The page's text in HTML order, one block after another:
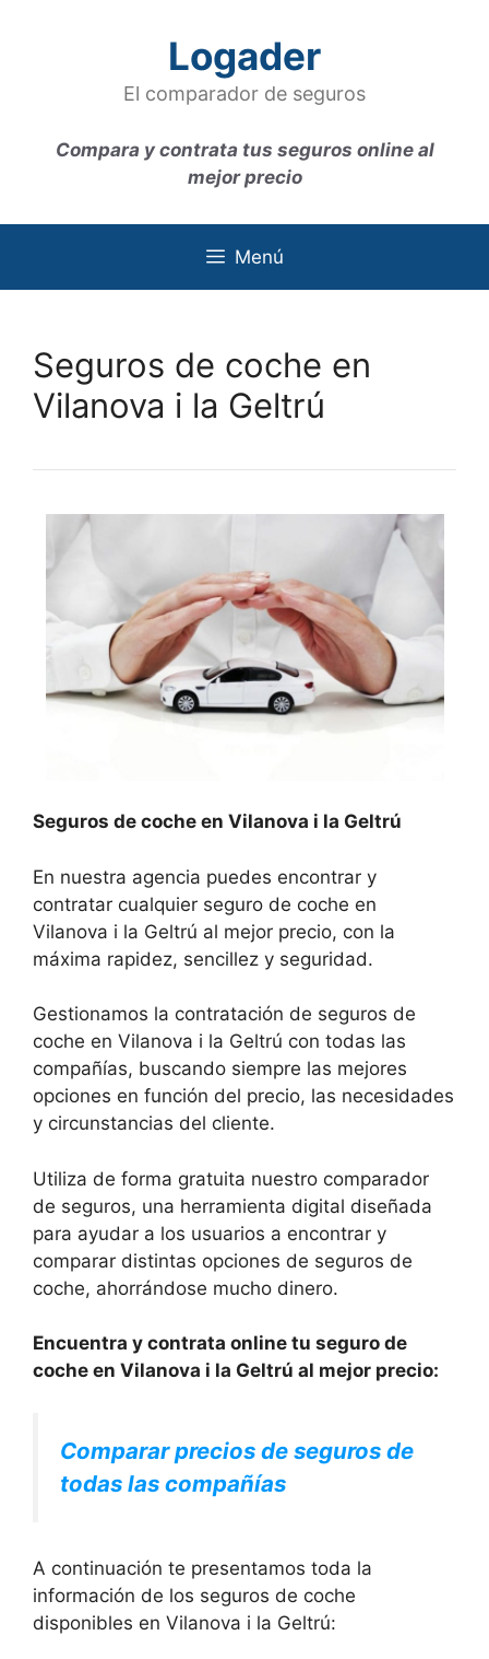
Logader
El comparador de seguros
Compara y contrata tus seguros online al
mejor precio
Menú
Seguros de coche en
Vilanova i la Geltrú
Seguros de coche en Vilanova i la Geltrú
En nuestra agencia puedes encontrar y
contratar cualquier seguro de coche en
Vilanova i la Geltrú al mejor precio, con la
máxima rapidez, sencillez y seguridad.
Gestionamos la contratación de seguros de
coche en Vilanova i la Geltrú con todas las
compañías, buscando siempre las mejores
opciones en función del precio, las necesidades
y circunstancias del cliente.
Utiliza de forma gratuita nuestro comparador
de seguros, una herramienta digital diseñada
para ayudar a los usuarios a encontrar y
comparar distintas opciones de seguros de
coche, ahorrándose mucho dinero.
Encuentra y contrata online tu seguro de
coche en Vilanova i la Geltrú al mejor precio:
Comparar precios de seguros de
todas las compañías
A continuación te presentamos toda la
información de los seguros de coche
disponibles en Vilanova i la Geltrú: